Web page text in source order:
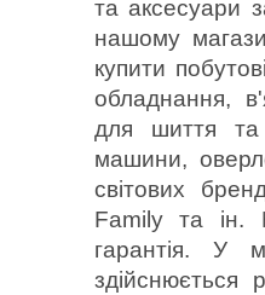
та аксесуари
нашому
купити
обладнання,
для шиття та
машини,
світових
Family та ін.
гарантія. У